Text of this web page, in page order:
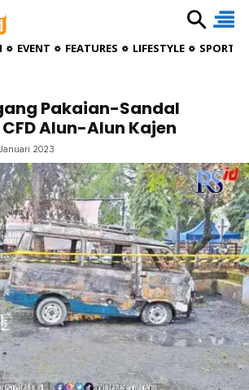
EVENT FEATURES LIFESTYLE
Pakaian-Sandal
Alun-Alun Kajen
2023